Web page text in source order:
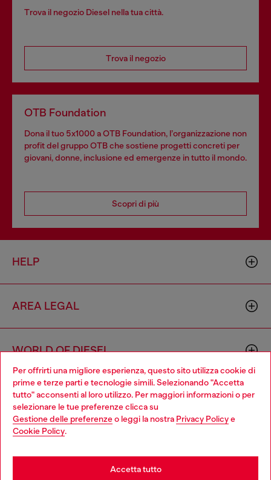
Per offrirti una migliore esperienza, questo sito utilizza cookie di
prime e terze parti e tecnologie simili. Selezionando "Accetta
tutto" acconsenti al loro utilizzo. Per maggiori informazioni o per
selezionare le tue preferenze clicca su
Gestione delle preferenzeo leggi la nostra Privacy Policye
Cookie Policy.
Accetta tutto
Trova il negozio Diesel nella tua città.
Trova il negozio
OTB Foundation
Dona il tuo 5x1000 a OTB Foundation, l’organizzazione non
profit del gruppo OTB che sostiene progetti concreti per
giovani, donne, inclusione ed emergenze in tutto il mondo.
Scopri di più
HELP
AREA LEGAL
WORLD OF DIESEL
CORPORATE
Choose your location
You are currently browsing Italia website, but it seems you may
be based in United States